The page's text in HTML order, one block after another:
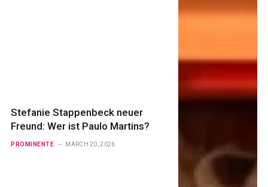
Stefanie Stappenbeck neuer
Freund: Wer ist Paulo Martins?
PROMINENTE MARCH 20, 2026